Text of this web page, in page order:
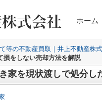
ホーム
等の不動産買取｜井上不動産株
損をしない売却方法を解説
家を現状渡しで処分